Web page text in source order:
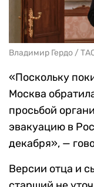
Владимир Гердо /
«Поскольку
Москва
просьбой
эвакуацию в
декабря», —
Версии отца и